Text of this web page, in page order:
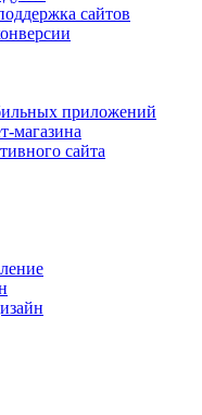
сайтов
приложений
магазина
сайта